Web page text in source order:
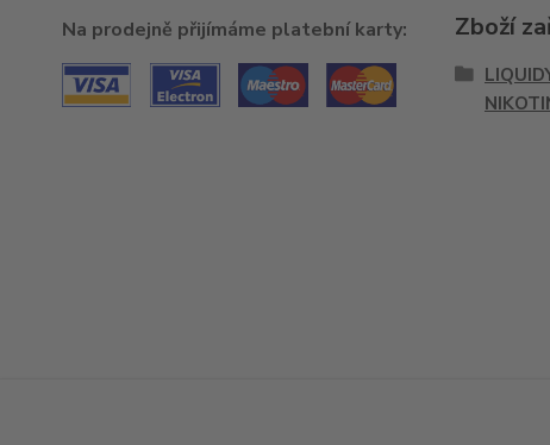
Na prodejně přijímáme platební karty: Zboží